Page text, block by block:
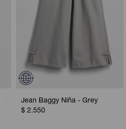
Jean Baggy Niña - Grey
$ 2.550